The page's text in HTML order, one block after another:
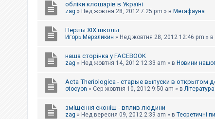
обліки клошарів в Україні
zag » Нед жовтня 28, 2012 7:25 pm » в Метафауна
Перлы ХІХ школы
Игорь Мерзликин » Нед жовтня 28, 2012 12:46 pm » в
наша сторінка у FACEBOOK
zag » Нед жовтня 14, 2012 12:33 am » в Новини
Acta Theriologica - старые выпуски в открытом
otocyon » Сер жовтня 10, 2012 9:50 am » в
зміщення еконіш - вплив людини
zag » Нед вересня 09, 2012 2:39 am » в Теоретичні